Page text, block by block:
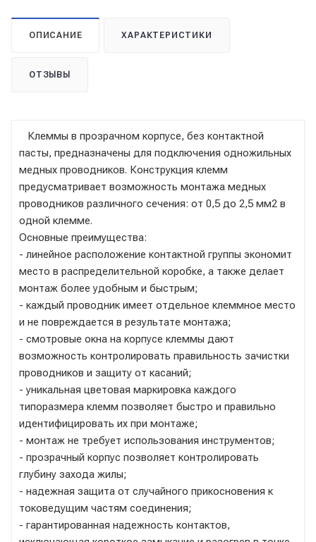
ОПИСАНИЕ ХАРАКТЕРИСТИКИ
ОТЗЫВЫ
Клеммы в прозрачном корпусе, без контактной
пасты, предназначены для подключения одножильных
медных проводников. Конструкция клемм
предусматривает возможность монтажа медных
проводников различного сечения: от 0,5 до 2,5 мм2 в
одной клемме.
Основные преимущества:
- линейное расположение контактной группы экономит
место в распределительной коробке, а также делает
монтаж более удобным и быстрым;
- каждый проводник имеет отдельное клеммное место
и не повреждается в результате монтажа;
- смотровые окна на корпусе клеммы дают
возможность контролировать правильность зачистки
проводников и защиту от касаний;
- уникальная цветовая маркировка каждого
типоразмера клемм позволяет быстро и правильно
идентифицировать их при монтаже;
- монтаж не требует использования инструментов;
- прозрачный корпус позволяет контролировать
глубину захода жилы;
- надежная защита от случайного прикосновения к
токоведущим частям соединения;
- гарантированная надежность контактов,